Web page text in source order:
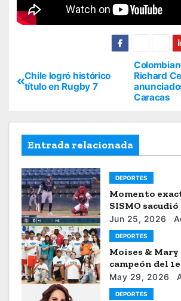
Richard
Caracas
Chile logró histórico
título en Rugby 7
Entrada relacionada
DEPORTES
Momento
SISMO
Universitario
Jun 25, 2026
DEPORTES
Moises & Mary
campeón del
Internacional
Astacio de la
May 29, 2026
DEPORTES